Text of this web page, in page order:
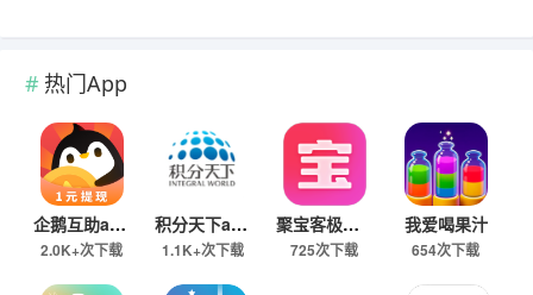
热门App
企鹅互助app
2.0K+次下载
积分天下app
1.1K+次下载
聚宝客极速版
725次下载
我爱喝果汁
654次下载